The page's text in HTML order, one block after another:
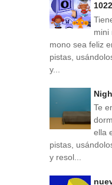
1022
mini
mono sea feliz
pistas,
y...
Te
ella
pistas,
y resol...